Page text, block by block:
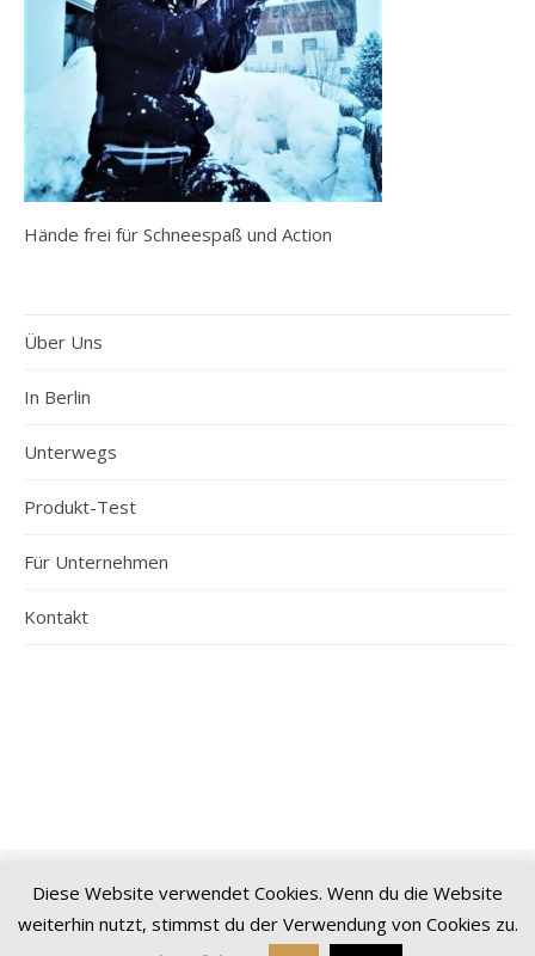
Hände frei für Schneespaß und Action
Über Uns
In Berlin
Unterwegs
Produkt-Test
Für Unternehmen
Kontakt
© 2026 Spreeblogger | Alle Inhalte sind urheberrechtlich geschützt
|Impressum |Datenschutz|Sitemap
Ashe Theme vonWP Royal.
Diese Website verwendet Cookies. Wenn du die Website
weiterhin nutzt, stimmst du der Verwendung von Cookies zu.